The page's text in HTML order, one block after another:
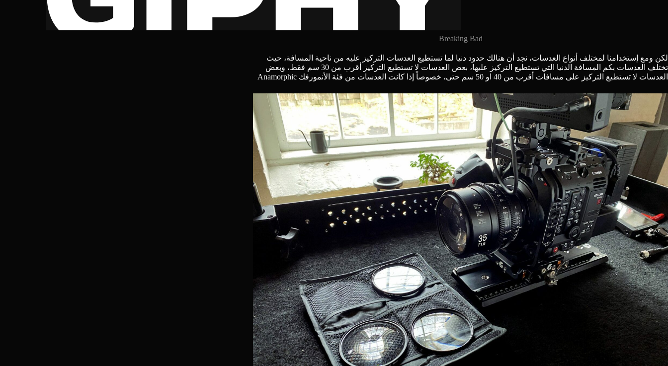
Breaking Bad
لكن ومع إستخدامنا لمختلف أنواع العدسات، نجد أن هنالك حدود دنيا لما تستطيع العدسات التركيز عليه من ناحية المسافة، حيث
تختلف العدسات بكم المسافة الدنيا التي تستطيع التركيز عليها، بعض العدسات لا تستطيع التركيز أقرب من 30 سم فقط، وبعض
العدسات لا تستطيع التركيز على مسافات أقرب من 40 او 50 سم حتى، خصوصاً إذا كانت العدسات من فئة
الأنمورفك Anamorphic